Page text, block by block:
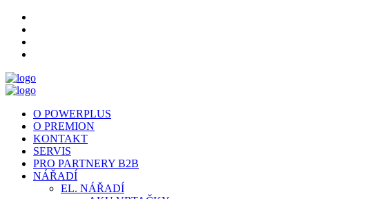
O POWERPLUS
O PREMION
KONTAKT
SERVIS
PRO PARTNERY B2B
NÁŘADÍ
EL. NÁŘADÍ